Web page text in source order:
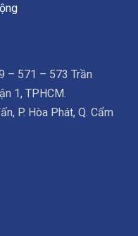
– 571 – 573 Trần
1, TPHCM.
P. Hòa Phát, Q. Cẩm